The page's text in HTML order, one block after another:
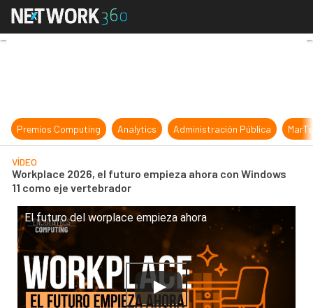
Workplace 2026, el futuro
Premios Computing Analytics Administración Pública
VÍDEO
Workplace 2026, el futuro empieza ahora con Windows
11 como eje vertebrador
El futuro del worplace empieza ahora